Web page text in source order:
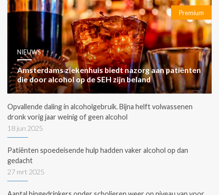
Premium
NIEUWS
Amsterdams ziekenhuis biedt nazorg aan patiënten
die door alcohol op de SEH zijn beland
Opvallende daling in alcoholgebruik. Bijna helft volwassenen
dronk vorig jaar weinig of geen alcohol
18 jun 2025
Patiënten spoedeisende hulp hadden vaker alcohol op dan
gedacht
27 mrt 2025